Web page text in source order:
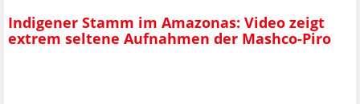
Indigener Stamm im Amazonas: Video zeigt
extrem seltene Aufnahmen der Mashco-Piro